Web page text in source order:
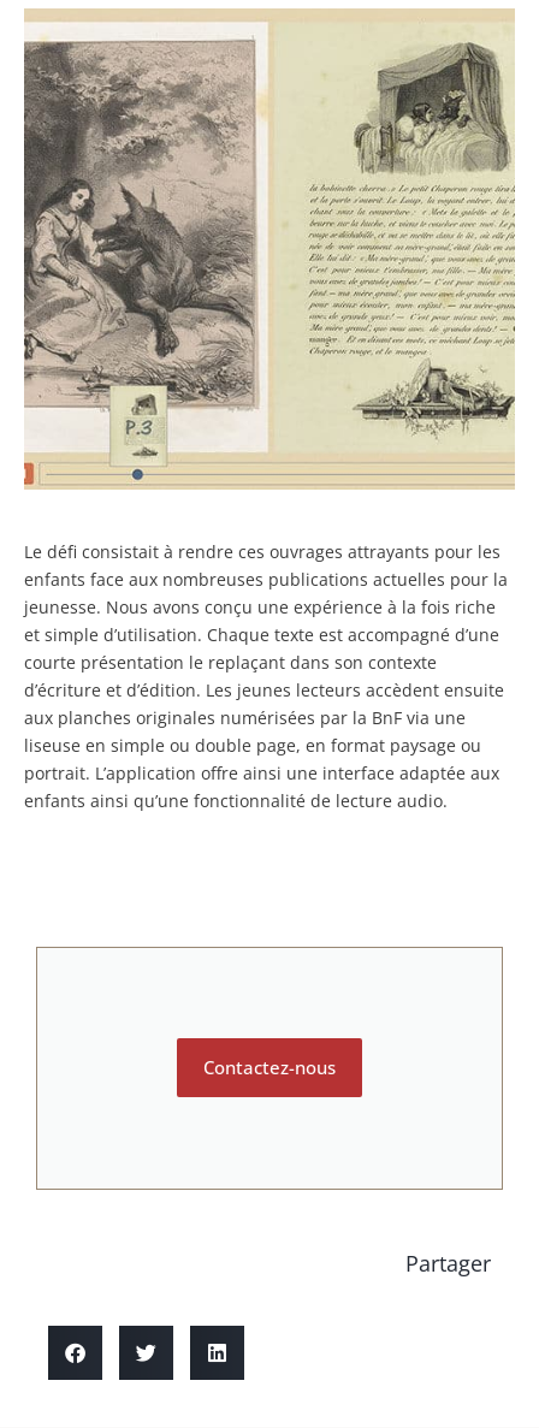
Le défi consistait à rendre ces ouvrages attrayants pour les
enfants face aux nombreuses publications actuelles pour la
jeunesse. Nous avons conçu une expérience à la fois riche
et simple d’utilisation. Chaque texte est accompagné d’une
courte présentation le replaçant dans son contexte
d’écriture et d’édition. Les jeunes lecteurs accèdent ensuite
aux planches originales numérisées par la BnF via une
liseuse en simple ou double page, en format paysage ou
portrait. L’application offre ainsi une interface adaptée aux
enfants ainsi qu’une fonctionnalité de lecture audio.
Contactez-nous
Partager